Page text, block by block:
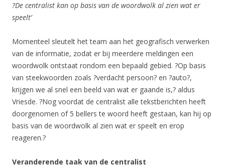
?De centralist kan op basis van de woordwolk al zien wat er
speelt’
Momenteel sleutelt het team aan het geografisch verwerken
van de informatie, zodat er bij meerdere meldingen een
woordwolk ontstaat rondom een bepaald gebied. ?Op basis
van steekwoorden zoals ?verdacht persoon? en ?auto?,
krijgen we al snel een beeld van wat er gaande is,? aldus
Vriesde. ?Nog voordat de centralist alle tekstberichten heeft
doorgenomen of 5 bellers te woord heeft gestaan, kan hij op
basis van de woordwolk al zien wat er speelt en erop
reageren.?
Veranderende taak van de centralist